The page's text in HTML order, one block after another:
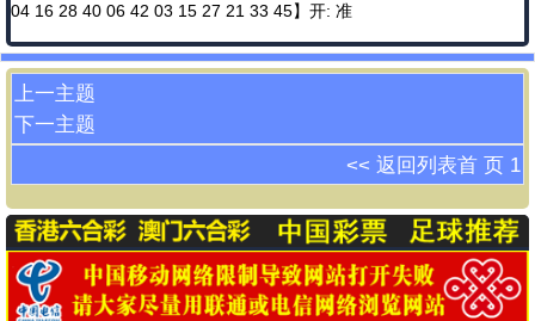
04 16 28 40 06 42 03 15 27 21 33 45】开: 准
上一主题
下一主题
<< 返回列表首 页 1